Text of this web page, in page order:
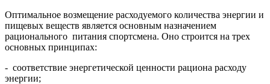
Оптимальное возмещение расходуемого количества энергии и
пищевых веществ является основным назначением
рационального питания спортсмена. Оно строится на трех
основных принципах:
- соответствие энергетической ценности рациона расходу
энергии;